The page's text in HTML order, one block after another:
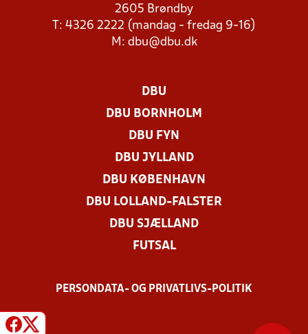
2605 Brøndby
T: 4326 2222 (mandag - fredag 9-16)
M: dbu@dbu.dk
DBU
DBU BORNHOLM
DBU FYN
DBU JYLLAND
DBU KØBENHAVN
DBU LOLLAND-FALSTER
DBU SJÆLLAND
FUTSAL
PERSONDATA- OG PRIVATLIVS-POLITIK